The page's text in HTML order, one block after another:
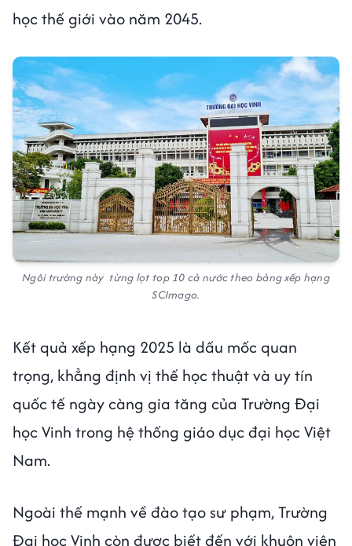
học thế giới vào năm 2045.
Ngôi trường này từng lọt top 10 cả nước theo bảng xếp hạng
SCImago.
Kết quả xếp hạng 2025 là dấu mốc quan
trọng, khẳng định vị thế học thuật và uy tín
quốc tế ngày càng gia tăng của Trường Đại
học Vinh trong hệ thống giáo dục đại học Việt
Nam.
Ngoài thế mạnh về đào tạo sư phạm, Trường
Đại học Vinh còn được biết đến với khuôn viên